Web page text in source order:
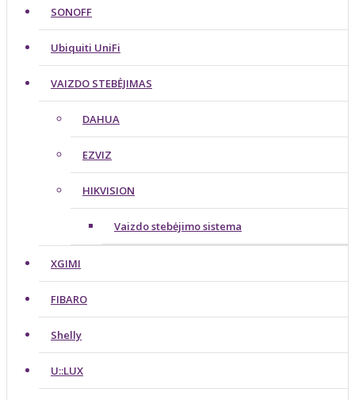
SONOFF
Ubiquiti UniFi
VAIZDO STEBĖJIMAS
DAHUA
EZVIZ
HIKVISION
Vaizdo stebėjimo sistema
XGIMI
FIBARO
Shelly
U::LUX